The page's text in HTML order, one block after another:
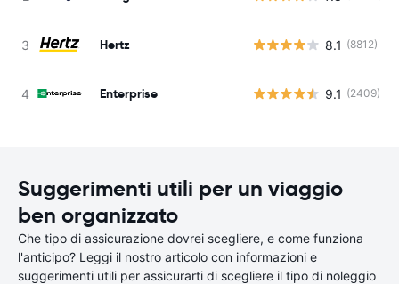
Hertz 8.1 (8812)
Enterprise 9.1 (2409)
Suggerimenti utili per un viaggio
ben organizzato
Che tipo di assicurazione dovrei scegliere, e come funziona
l'anticipo? Leggi il nostro articolo con informazioni e
suggerimenti utili per assicurarti di scegliere il tipo di noleggio